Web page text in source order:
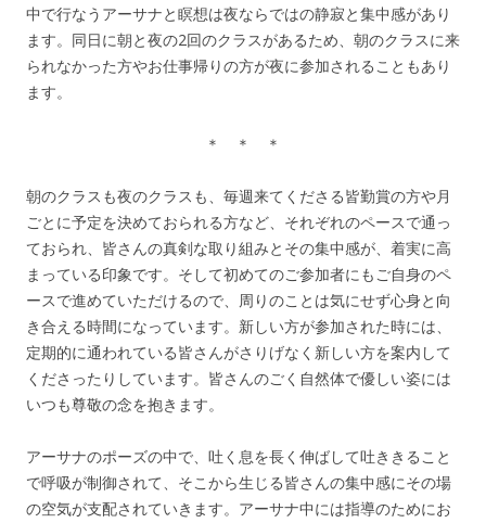
中で行なうアーサナと瞑想は夜ならではの静寂と集中感があり
ます。同日に朝と夜の2回のクラスがあるため、朝のクラスに来
られなかった方やお仕事帰りの方が夜に参加されることもあり
ます。
＊ ＊ ＊
朝のクラスも夜のクラスも、毎週来てくださる皆勤賞の方や月
ごとに予定を決めておられる方など、それぞれのペースで通っ
ておられ、皆さんの真剣な取り組みとその集中感が、着実に高
まっている印象です。そして初めてのご参加者にもご自身のペ
ースで進めていただけるので、周りのことは気にせず心身と向
き合える時間になっています。新しい方が参加された時には、
定期的に通われている皆さんがさりげなく新しい方を案内して
くださったりしています。皆さんのごく自然体で優しい姿には
いつも尊敬の念を抱きます。
アーサナのポーズの中で、吐く息を長く伸ばして吐ききること
で呼吸が制御されて、そこから生じる皆さんの集中感にその場
の空気が支配されていきます。アーサナ中には指導のためにお